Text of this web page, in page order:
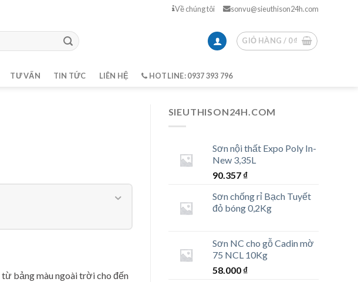
Về chúng tôi sonvu@sieuthison24h.com
GIỎ HÀNG / 0₫
TƯ VẤN TIN TỨC LIÊN HỆ HOTLINE: 0937 393 796
từ bảng màu ngoài trời cho đến
SIEUTHISON24H.COM
Sơn nội thất Expo Poly In-
New 3,35L
90.357 ₫
Sơn chống rỉ Bạch Tuyết
đỏ bóng 0,2Kg
Sơn NC cho gỗ Cadin mờ
75 NCL 10Kg
58.000 ₫